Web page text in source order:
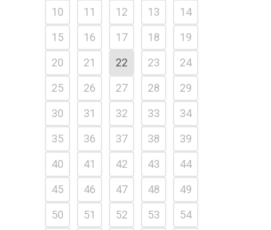
10 11 12 13
14
15
16 17 18
19
20
21 22 23
24
25
26 27 28
29
30
31 32 33
34
35
36 37 38
39
40
41 42 43
44
45
46 47 48
49
50
51 52 53
54